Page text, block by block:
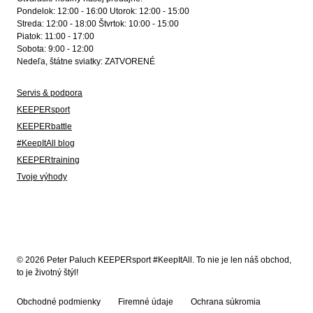
Pondelok: 12:00 - 16:00 Utorok: 12:00 - 15:00
Streda: 12:00 - 18:00 Štvrtok: 10:00 - 15:00
Piatok: 11:00 - 17:00
Sobota: 9:00 - 12:00
Nedeľa, štátne sviatky: ZATVORENÉ
Servis & podpora
KEEPERsport
KEEPERbattle
#KeepItAll blog
KEEPERtraining
Tvoje výhody
© 2026 Peter Paluch KEEPERsport #KeepItAll. To nie je len náš obchod,
to je životný štýl!
Obchodné podmienky Firemné údaje Ochrana súkromia